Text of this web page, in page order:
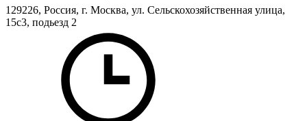
129226, Россия, г. Москва, ул. Сельскохозяйственная улица,
15с3, подьезд 2